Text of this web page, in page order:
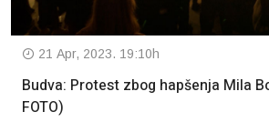
21 Apr, 2023. 19:10h
Budva: Protest zbog hapšenja Mila
FOTO)